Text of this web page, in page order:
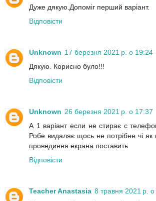
Дуже дякую.Допоміг перший варіант.
Відповісти
Unknown 17 березня 2021 р. о 19:24
Дякую. Корисно було!!!
Відповісти
Unknown 26 березня 2021 р. о 17:37
А 1 варіант если не стирає с
Робе видаляє щось не потрібне чі як
провединня екрана поставить
Відповісти
Teacher Anastasia 8 травня 2021 р.